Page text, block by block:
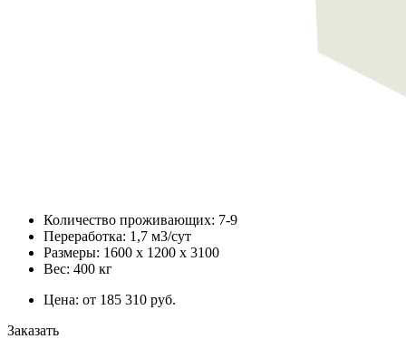
Количество проживающих: 7-9
Переработка: 1,7 м3/сут
Размеры: 1600 х 1200 х 3100
Вес: 400 кг
Цена: от 185 310 руб.
Заказать